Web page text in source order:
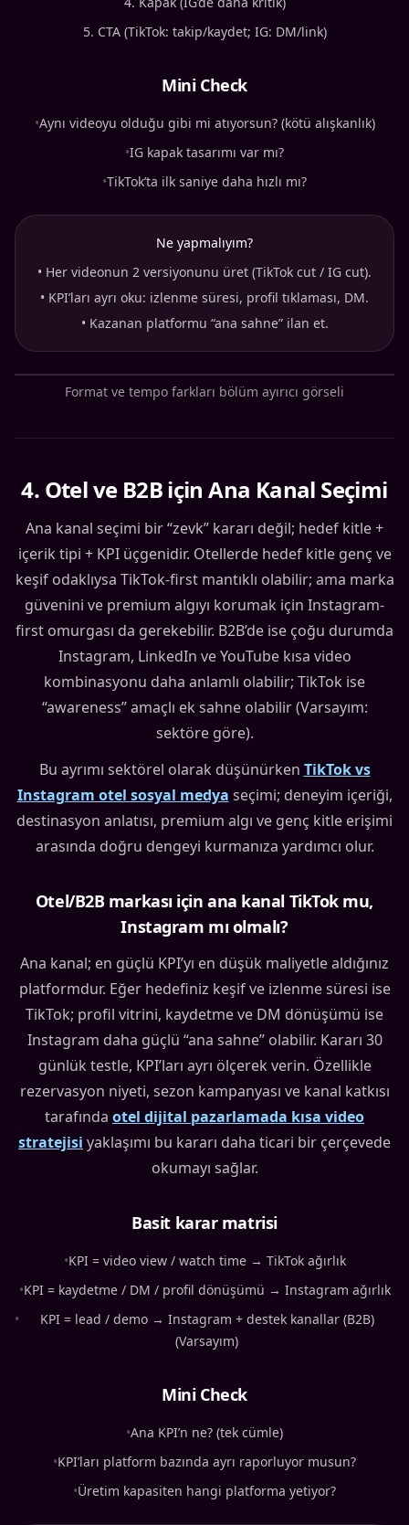
CTA (TikTok: takip/kaydet; IG: DM/link)
Mini Check
•Aynı videoyu olduğu gibi mi atıyorsun? (kötü alışkanlık)
•IG kapak tasarımı var mı?
•TikTok’ta ilk saniye daha hızlı mı?
Ne yapmalıyım?
• Her videonun 2 versiyonunu üret (TikTok cut / IG cut).
• KPI’ları ayrı oku: izlenme süresi, profil tıklaması, DM.
• Kazanan platformu “ana sahne” ilan et.
Format ve tempo farkları bölüm ayırıcı görseli
4. Otel ve B2B için Ana Kanal Seçimi
Ana kanal seçimi bir “zevk” kararı değil; hedef kitle +
içerik tipi + KPI üçgenidir. Otellerde hedef kitle genç ve
keşif odaklıysa TikTok-first mantıklı olabilir; ama marka
güvenini ve premium algıyı korumak için Instagram-
first omurgası da gerekebilir. B2B’de ise çoğu durumda
Instagram, LinkedIn ve YouTube kısa video
kombinasyonu daha anlamlı olabilir; TikTok ise
“awareness” amaçlı ek sahne olabilir (Varsayım:
sektöre göre).
Bu ayrımı sektörel olarak düşünürken TikTok vs
Instagram otel sosyal medya seçimi; deneyim içeriği,
destinasyon anlatısı, premium algı ve genç kitle erişimi
arasında doğru dengeyi kurmanıza yardımcı olur.
Otel/B2B markası için ana kanal TikTok mu,
Instagram mı olmalı?
Ana kanal; en güçlü KPI’yı en düşük maliyetle aldığınız
platformdur. Eğer hedefiniz keşif ve izlenme süresi ise
TikTok; profil vitrini, kaydetme ve DM dönüşümü ise
Instagram daha güçlü “ana sahne” olabilir. Kararı 30
günlük testle, KPI’ları ayrı ölçerek verin. Özellikle
rezervasyon niyeti, sezon kampanyası ve kanal katkısı
tarafında otel dijital pazarlamada kısa video
stratejisi yaklaşımı bu kararı daha ticari bir çerçevede
okumayı sağlar.
Basit karar matrisi
•KPI = video view / watch time → TikTok ağırlık
•KPI = kaydetme / DM / profil dönüşümü → Instagram ağırlık
•
KPI = lead / demo → Instagram + destek kanallar (B2B)
(Varsayım)
Mini Check
•Ana KPI’n ne? (tek cümle)
•KPI’ları platform bazında ayrı raporluyor musun?
•Üretim kapasiten hangi platforma yetiyor?